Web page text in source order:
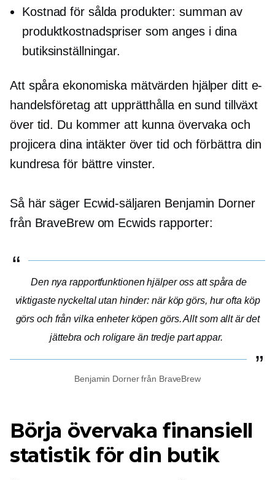
Kostnad för sålda produkter: summan av
produktkostnadspriser som anges i dina
butiksinställningar.
Att spåra ekonomiska mätvärden hjälper ditt e-
handelsföretag att upprätthålla en sund tillväxt
över tid. Du kommer att kunna övervaka och
projicera dina intäkter över tid och förbättra din
kundresa för bättre vinster.
Så här säger Ecwid-säljaren Benjamin Dorner
från BraveBrew om Ecwids rapporter:
Den nya rapportfunktionen hjälper oss att spåra de
viktigaste nyckeltal utan hinder: när köp görs, hur ofta köp
görs och från vilka enheter köpen görs. Allt som allt är det
jättebra och roligare än tredje partappar.
Benjamin Dorner från BraveBrew
Börja övervaka finansiell
statistik för din butik